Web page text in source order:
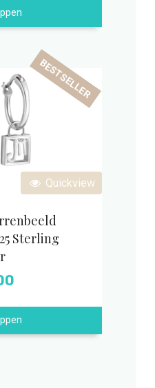
Quickview
BESTSELLER
Sterling